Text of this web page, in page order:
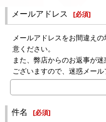
メールアドレス [必須]
メールアドレスをお間違え
意ください。
また、弊店からのお返事が
ございますので、迷惑メール
件名 [必須]